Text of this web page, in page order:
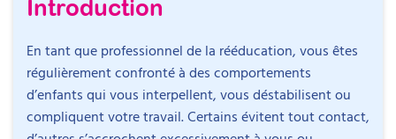
Introduction
En tant que professionnel de la rééducation, vous êtes
régulièrement confronté à des comportements
d’enfants qui vous interpellent, vous déstabilisent ou
compliquent votre travail. Certains évitent tout contact,